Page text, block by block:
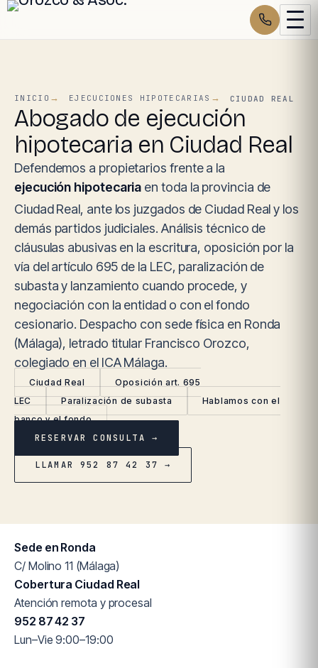
INICIO EJECUCIONES HIPOTECARIAS CIUDAD REAL
Abogado de ejecución
hipotecaria en Ciudad Real
Defendemos a propietarios frente a la
ejecución hipotecaria en toda la provincia de
Ciudad Real, ante los juzgados de Ciudad Real y los
demás partidos judiciales. Análisis técnico de
cláusulas abusivas en la escritura, oposición por la
vía del artículo 695 de la LEC, paralización de
subasta y lanzamiento cuando procede, y
negociación con la entidad o con el fondo
cesionario. Despacho con sede física en Ronda
(Málaga), letrado titular Francisco Orozco,
colegiado en el ICA Málaga.
Ciudad Real
Oposición art. 695
LEC
Paralización de subasta
Hablamos con el
banco y el fondo
RESERVAR CONSULTA →
LLAMAR 952 87 42 37 →
Sede en Ronda
C/ Molino 11 (Málaga)
Cobertura Ciudad Real
Atención remota y procesal
952 87 42 37
Lun–Vie 9:00–19:00